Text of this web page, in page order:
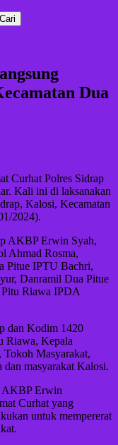
Dua
Curhat Polres Sidrap
Kali ini di laksanakan
Kalosi, Kecamatan
2024).
AKBP Erwin Syah,
Ahmad Rosma,
Pitue IPTU Bachri,
Danramil Dua Pitue
Riawa IPDA
dan Kodim 1420
Riawa, Kepala
Masyarakat,
masyarakat Kalosi.
AKBP Erwin
Curhat yang
untuk mempererat